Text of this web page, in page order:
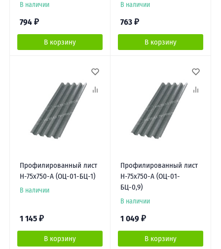
В наличии
794 ₽
В корзину
В наличии
763 ₽
В корзину
Профилированный лист
Н-75х750-A (ОЦ-01-БЦ-1)
В наличии
1 145 ₽
В корзину
Профилированный лист
Н-75х750-A (ОЦ-01-
БЦ-0,9)
В наличии
1 049 ₽
В корзину